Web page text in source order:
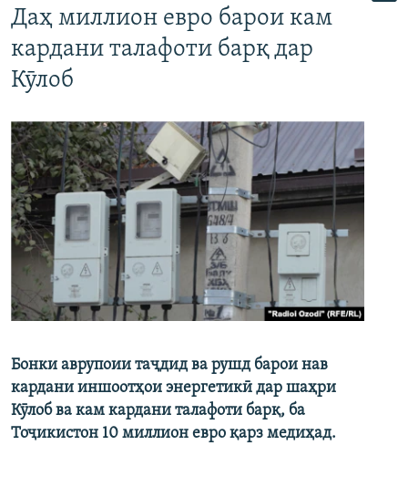
Даҳ миллион евро барои кам
кардани талафоти барқ дар
Кӯлоб
Бонки аврупоии таҷдид ва рушд барои нав
кардани иншоотҳои энергетикӣ дар шаҳри
Кӯлоб ва кам кардани талафоти барқ, ба
Тоҷикистон 10 миллион евро қарз медиҳад.